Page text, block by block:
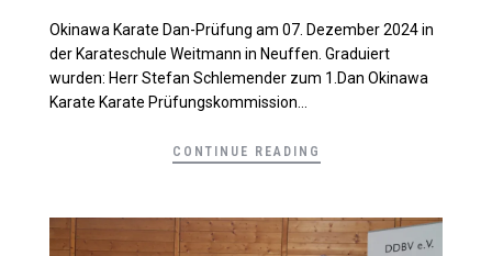
Okinawa Karate Dan-Prüfung am 07. Dezember 2024 in
der Karateschule Weitmann in Neuffen. Graduiert
wurden: Herr Stefan Schlemender zum 1.Dan Okinawa
Karate Karate Prüfungskommission...
CONTINUE READING